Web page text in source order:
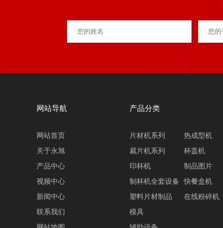
网站导航
网站首页
关于永旭
产品中心
视频中心
新闻中心
联系我们
产品分类
片材机系列
热成型机
裁片机系列
杯盖机
印杯机
制品图片
制杯机全套设备
快餐盒机
塑料片材制品
在线粉碎机
模具